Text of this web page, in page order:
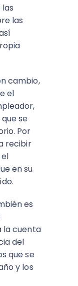
las
cambio,
el
se
Por
recibir
en su
es
la cuenta
del
que se
y los